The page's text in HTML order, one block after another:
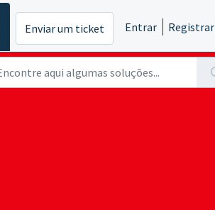
Enviar um ticket Entrar Registrar